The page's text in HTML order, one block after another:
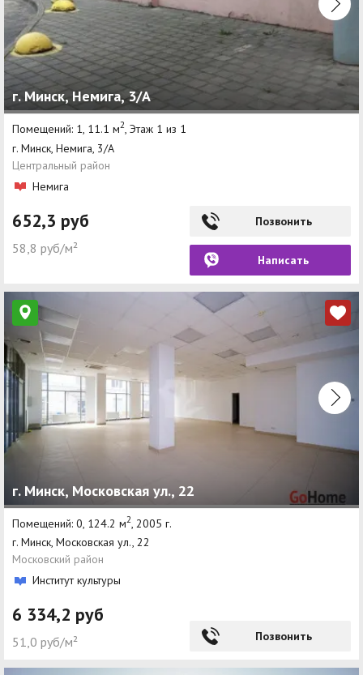
г. Минск, Немига, 3/А
Помещений: 1, 11.1 м2, Этаж 1 из 1
г. Минск, Немига, 3/А
Центральный район
Немига
652,3 руб
58,8 руб/м²
Позвонить
Написать
г. Минск, Московская ул., 22
Помещений: 0, 124.2 м2 , 2005 г.
г. Минск, Московская ул., 22
Московский район
Институт культуры
6 334,2 руб
51,0 руб/м² Позвонить